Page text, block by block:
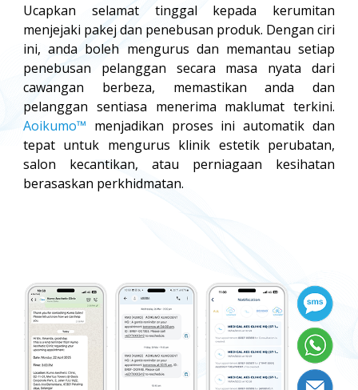
Ucapkan selamat tinggal kepada kerumitan
menjejaki pakej dan penebusan produk. Dengan ciri
ini, anda boleh mengurus dan memantau setiap
penebusan pelanggan secara masa nyata dari
cawangan berbeza, memastikan anda dan
pelanggan sentiasa menerima maklumat terkini.
Aoikumo™ menjadikan proses ini automatik dan
tepat untuk mengurus klinik estetik perubatan,
salon kecantikan, atau perniagaan kesihatan
berasaskan perkhidmatan.